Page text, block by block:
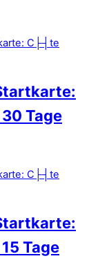
30 Tage
Tage